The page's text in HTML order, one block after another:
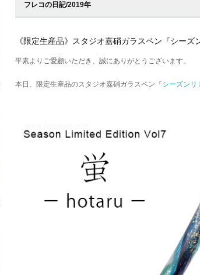
フレコの日記/2019年
《限定生産品》スタジオ嘉硝ガラスペン『シー
平素よりご愛顧いただき、誠にありがとうございます。
本日、限定生産品のスタジオ嘉硝ガラスペン『シーズンリ